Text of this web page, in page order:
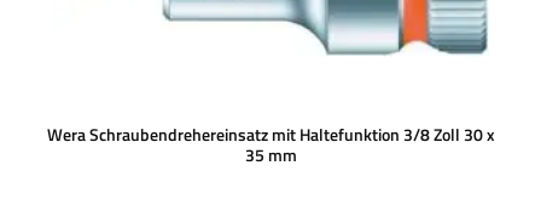
Wera Schraubendrehereinsatz mit Haltefunktion 3/8 Zoll 30 x
35 mm